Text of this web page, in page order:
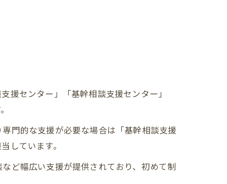
援センター」「基幹相談支援センター」
門的な支援が必要な場合は「基幹相談支援
しています。
ど幅広い支援が提供されており、初めて制